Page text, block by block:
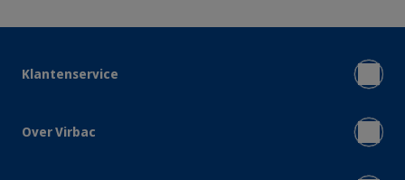
Klantenservice
Over Virbac